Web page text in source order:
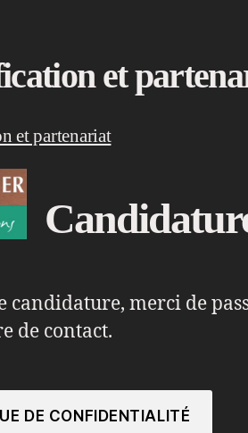
et
et partenariat
candidature, merci de
de contact.
DE CONFIDENTIALITÉ